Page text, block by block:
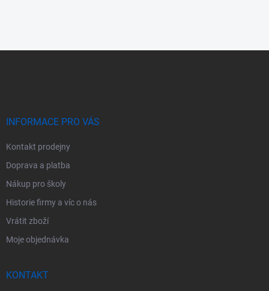
INFORMACE PRO VÁS
Kontakt prodejny
Doprava a platba
Nákup pro školy
Historie firmy a víc o nás
Vrátit zboží
Moje objednávka
KONTAKT